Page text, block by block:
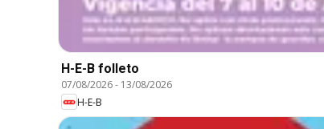
H-E-B folleto
07/08/2026- 13/08/2026
H-E-B